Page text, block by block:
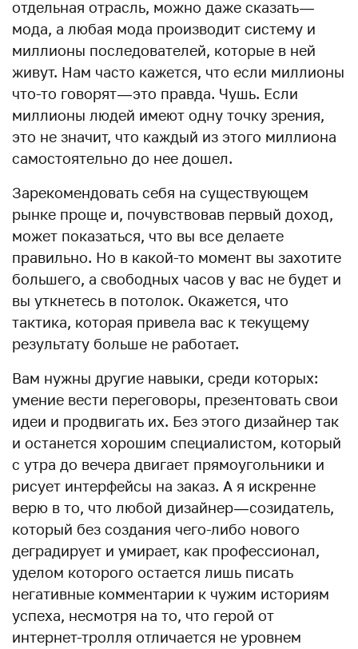
отдельная отрасль, можно даже сказать —
мода, а любая мода производит систему и
миллионы последователей, которые в ней
живут. Нам часто кажется, что если миллионы
что-то говорят — это правда. Чушь. Если
миллионы людей имеют одну точку зрения,
это не значит, что каждый из этого миллиона
самостоятельно до нее дошел.
Зарекомендовать себя на существующем
рынке проще и, почувствовав первый доход,
может показаться, что вы все делаете
правильно. Но в какой-то момент вы захотите
большего, а свободных часов у вас не будет и
вы уткнетесь в потолок. Окажется, что
тактика, которая привела вас к текущему
результату больше не работает.
Вам нужны другие навыки, среди которых:
умение вести переговоры, презентовать свои
идеи и продвигать их. Без этого дизайнер так
и останется хорошим специалистом, который
с утра до вечера двигает прямоугольники и
рисует интерфейсы на заказ. А я искренне
верю в то, что любой дизайнер — созидатель,
который без создания чего-либо нового
деградирует и умирает, как профессионал,
уделом которого остается лишь писать
негативные комментарии к чужим историям
успеха, несмотря на то, что герой от
интернет-тролля отличается не уровнем